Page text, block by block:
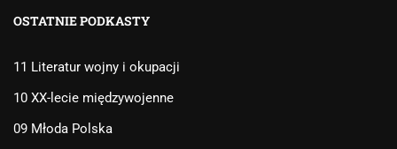
OSTATNIE PODKASTY
11 Literatur wojny i okupacji
10 XX-lecie międzywojenne
09 Młoda Polska